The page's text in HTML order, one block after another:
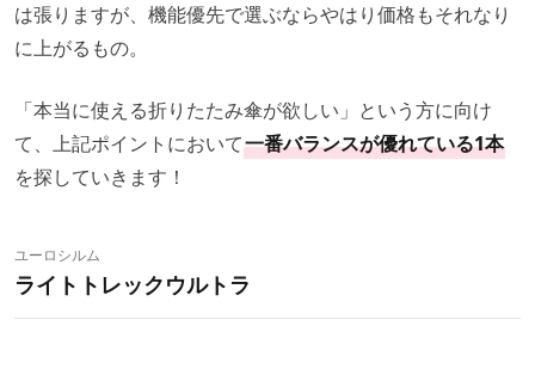
は張りますが、機能優先で選ぶならやはり価格もそれなり
に上がるもの。
「本当に使える折りたたみ傘が欲しい」という方に向け
て、上記ポイントにおいて一番バランスが優れている1本
を探していきます！
ユーロシルム
ライトトレックウルトラ